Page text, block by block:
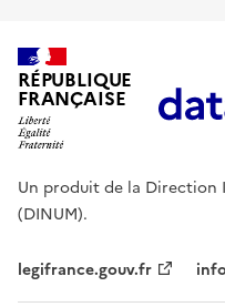
RÉPUBLIQUE
FRANÇAISE
Un produit de la Direction
(DINUM).
legifrance.gouv.fr